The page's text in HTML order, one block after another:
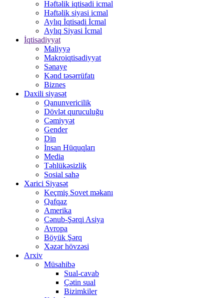
Həftəlik iqtisadi icmal
Həftəlik siyasi icmal
Aylıq İqtisadi İcmal
Aylıq Siyasi İcmal
İqtisadiyyat
Maliyyə
Makroiqtisadiyyat
Sənaye
Kənd təsərrüfatı
Biznes
Daxili siyasət
Qanunvericilik
Dövlət quruculuğu
Cəmiyyət
Gender
Din
İnsan Hüquqları
Media
Təhlükəsizlik
Sosial sahə
Xarici Siyasət
Keçmiş Sovet məkanı
Qafqaz
Amerika
Cənub-Şərqi Asiya
Avropa
Böyük Şərq
Xəzər hövzəsi
Arxiv
Müsahibə
Sual-cavab
Çətin sual
Bizimkiler